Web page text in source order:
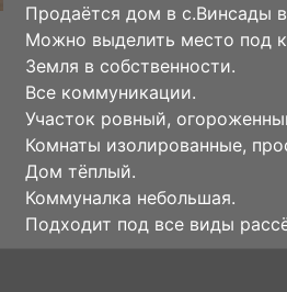
Продаётся дом в с.Винсады
Можно выделить место под
Земля в собственности.
Все коммуникации.
Участок ровный,
Комнаты изолированные,
Дом тёплый.
Коммуналка небольшая.
Подходит под все виды